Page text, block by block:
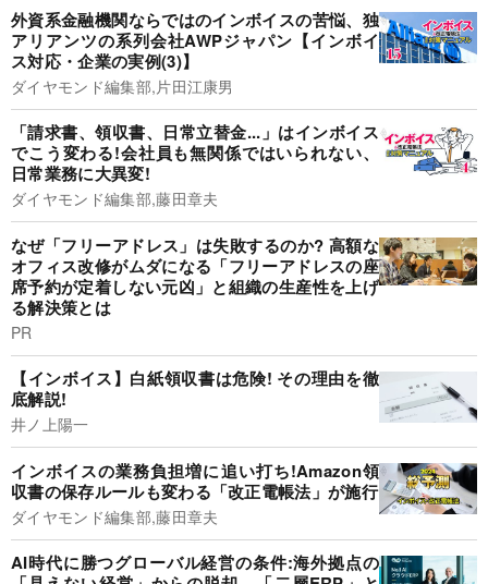
外資系金融機関ならではのインボイスの苦悩、独
アリアンツの系列会社AWPジャパン【インボイ
ス対応・企業の実例(3)】
ダイヤモンド編集部,片田江康男
「請求書、領収書、日常立替金...」はインボイス
でこう変わる!会社員も無関係ではいられない、
日常業務に大異変!
ダイヤモンド編集部,藤田章夫
なぜ「フリーアドレス」は失敗するのか? 高額な
オフィス改修がムダになる「フリーアドレスの座
席予約が定着しない元凶」と組織の生産性を上げ
る解決策とは
PR
【インボイス】白紙領収書は危険! その理由を徹
底解説!
井ノ上陽一
インボイスの業務負担増に追い打ち!Amazon領
収書の保存ルールも変わる「改正電帳法」が施行
ダイヤモンド編集部,藤田章夫
AI時代に勝つグローバル経営の条件:海外拠点の